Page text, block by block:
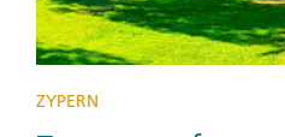
ZYPERN